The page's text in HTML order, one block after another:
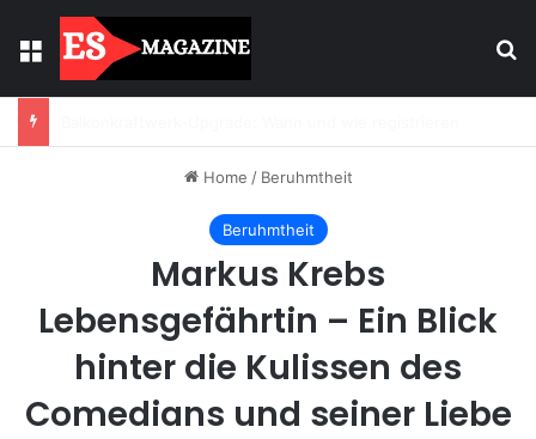
Menu
Home / Beruhmtheit
Beruhmtheit
Markus Krebs
Lebensgefährtin – Ein Blick
hinter die Kulissen des
Comedians und seiner Liebe